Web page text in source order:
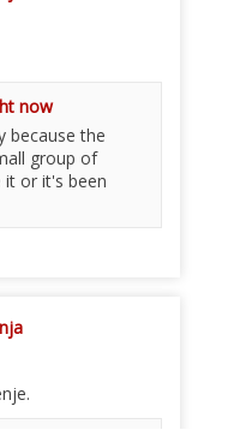
now
because the
group of
it or it's been